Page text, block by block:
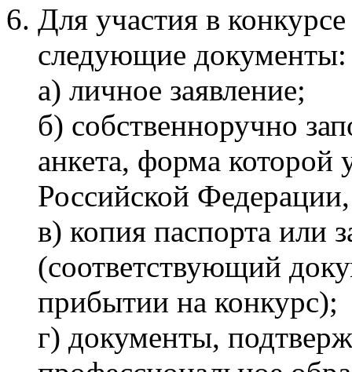
Для участия в
следующие документы:
а) личное заявление;
б) собственноручно
анкета, форма которой
Российской
в) копия паспорта или
(соответствующий
прибытии на конкурс);
г) документы,